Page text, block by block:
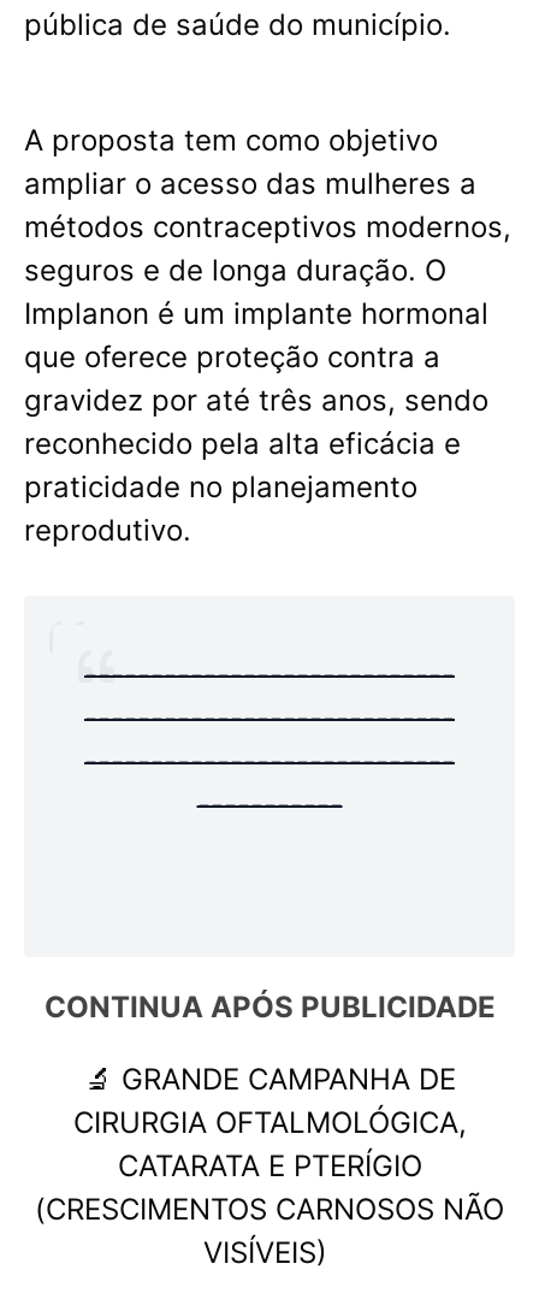
pública de saúde do município.
A proposta tem como objetivo
ampliar o acesso das mulheres a
métodos contraceptivos modernos,
seguros e de longa duração. O
Implanon é um implante hormonal
que oferece proteção contra a
gravidez por até três anos, sendo
reconhecido pela alta eficácia e
praticidade no planejamento
reprodutivo.
----------------------------
----------------------------
----------------------------
-----------
CONTINUA APÓS PUBLICIDADE
🔬 GRANDE CAMPANHA DE
CIRURGIA OFTALMOLÓGICA,
CATARATA E PTERÍGIO
(CRESCIMENTOS CARNOSOS NÃO
VISÍVEIS)